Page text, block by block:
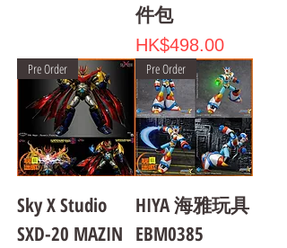
件包
Price
HK$498.00
Pre Order
Sky X Studio
SXD-20 MAZIN
Pre Order
HIYA 海雅玩具
EBM0385